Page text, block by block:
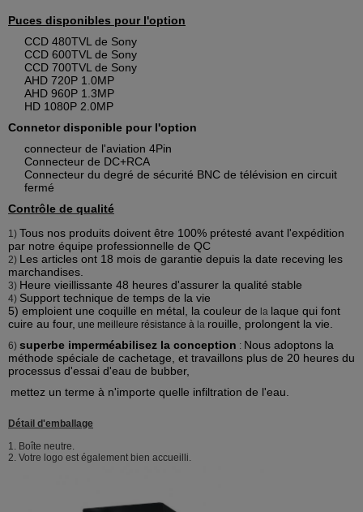
Puces disponibles pour l'option
CCD 480TVL de Sony
CCD 600TVL de Sony
CCD 700TVL de Sony
AHD 720P 1.0MP
AHD 960P 1.3MP
HD 1080P 2.0MP
Connetor disponible pour l'option
connecteur de l'aviation 4Pin
Connecteur de DC+RCA
Connecteur du degré de sécurité BNC de télévision en circuit
fermé
Contrôle de qualité
1) Tous nos produits doivent être 100% prétesté avant l'expédition
par notre équipe professionnelle de QC
2) Les articles ont 18 mois de garantie depuis la date receving les
marchandises.
3) Heure vieillissante 48 heures d'assurer la qualité stable
4) Support technique de temps de la vie
5) emploient une coquille en métal, la couleur de la laque qui font
cuire au four, une meilleure résistance à la rouille, prolongent la vie.
6) superbe imperméabilisez la conception : Nous adoptons la
méthode spéciale de cachetage, et travaillons plus de 20 heures du
processus d'essai d'eau de bubber,
mettez un terme à n'importe quelle infiltration de l'eau.
Détail d'emballage
1. Boîte neutre.
2. Votre logo est également bien accueilli.